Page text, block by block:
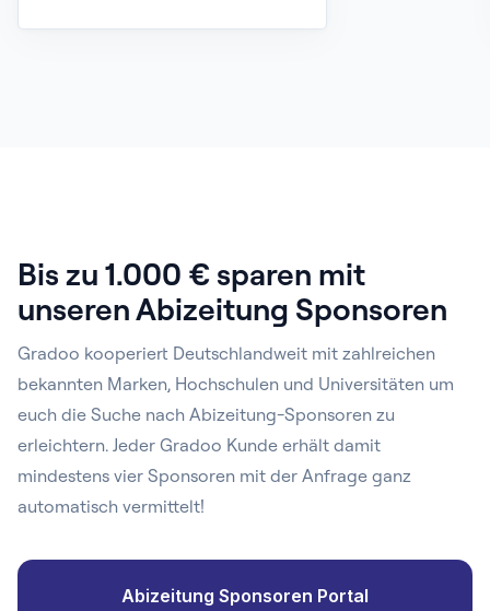
Bis zu 1.000 € sparen mit
unseren Abizeitung Sponsoren
Gradoo kooperiert Deutschlandweit mit zahlreichen
bekannten Marken, Hochschulen und Universitäten um
euch die Suche nach Abizeitung-Sponsoren zu
erleichtern. Jeder Gradoo Kunde erhält damit
mindestens vier Sponsoren mit der Anfrage ganz
automatisch vermittelt!
Abizeitung Sponsoren Portal